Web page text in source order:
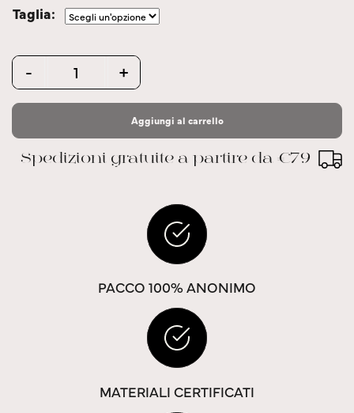
Taglia
Quantity
- +
Aggiungi al carrello
Spedizioni gratuite a partire da €79
PACCO 100% ANONIMO
MATERIALI CERTIFICATI